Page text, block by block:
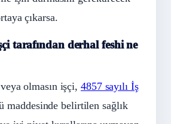
çıkarsa.
tarafından derhal feshi ne
olmasın işçi, 4857 sayılı İş
maddesinde belirtilen sağlık